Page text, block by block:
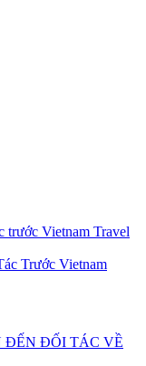
Trước Vietnam